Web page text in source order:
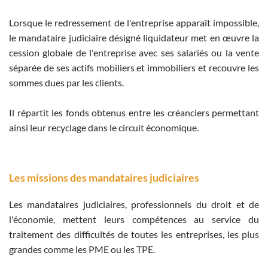
Lorsque le redressement de l'entreprise apparaît impossible,
le mandataire judiciaire désigné liquidateur met en œuvre la
cession globale de l'entreprise avec ses salariés ou la vente
séparée de ses actifs mobiliers et immobiliers et recouvre les
sommes dues par les clients.
Il répartit les fonds obtenus entre les créanciers permettant
ainsi leur recyclage dans le circuit économique.
Les missions des mandataires judiciaires
Les mandataires judiciaires, professionnels du droit et de
l'économie, mettent leurs compétences au service du
traitement des difficultés de toutes les entreprises, les plus
grandes comme les PME ou les TPE.